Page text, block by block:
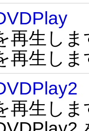
再生しま
再生しま
再生しま